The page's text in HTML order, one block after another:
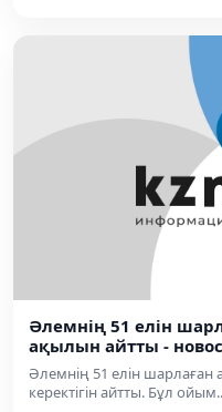
Әлемнің 51 елін
ақылын айтты -
Әлемнің 51 елін шарлаған
керектігін айтты. Бұл